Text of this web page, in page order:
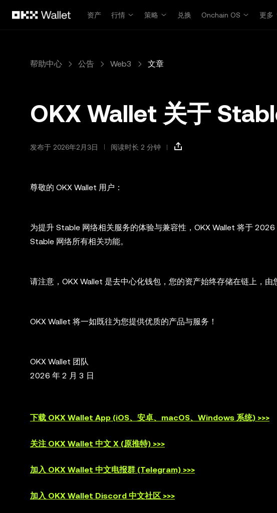
资产
行情 策略 兑换 Onchain OS 更多
帮助中心 公告 Web3 文章
OKX Wallet 关于
发布于 2026年2月3日 阅读时长 2 分钟
尊敬的 OKX Wallet 用户：
为提升 Stable 网络相关服务的体验与兼容性，OKX Wallet 将于
Stable 网络所有相关功能。
请注意，OKX Wallet 是去中心化钱包，您的资产始终存储在链上，由
OKX Wallet 将一如既往为您提供优质的产品与服务！
OKX Wallet 团队
2026 年 2 月 3 日
下载 OKX Wallet App (iOS、安卓、macOS、Windows 系统) >>>
关注 OKX Wallet 中文 X (原推特) >>>
加入 OKX Wallet 中文电报群 (Telegram) >>>
加入 OKX Wallet Discord 中文社区 >>>